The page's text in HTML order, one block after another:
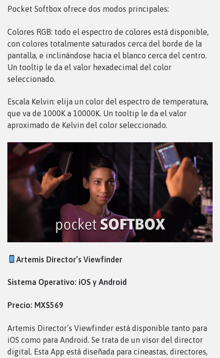
Pocket Softbox ofrece dos modos principales:
Colores RGB: todo el espectro de colores está disponible,
con colores totalmente saturados cerca del borde de la
pantalla, e inclinándose hacia el blanco cerca del centro.
Un tooltip le da el valor hexadecimal del color
seleccionado.
Escala Kelvin: elija un color del espectro de temperatura,
que va de 1000K a 10000K. Un tooltip le da el valor
aproximado de Kelvin del color seleccionado.
Artemis Director’s Viewfinder
Sistema Operativo: iOS y Android
Precio: MX$569
Artemis Director’s Viewfinder está disponible tanto para
iOS como para Android. Se trata de un visor del director
digital. Esta App está diseñada para cineastas, directores,